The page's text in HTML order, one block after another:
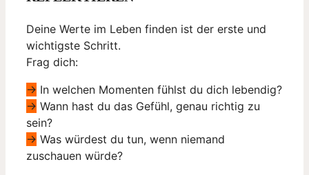
Deine Werte im Leben finden ist der erste und
wichtigste Schritt.
Frag dich:
-> In welchen Momenten fühlst du dich lebendig?
-> Wann hast du das Gefühl, genau richtig zu
sein?
-> Was würdest du tun, wenn niemand
zuschauen würde?